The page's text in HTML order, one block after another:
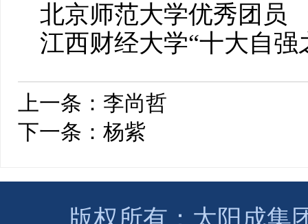
北京师范大学优秀团员
江西财经大学“十大自强
上一条： 李尚哲
下一条： 杨紫
版权所有：太阳成集团